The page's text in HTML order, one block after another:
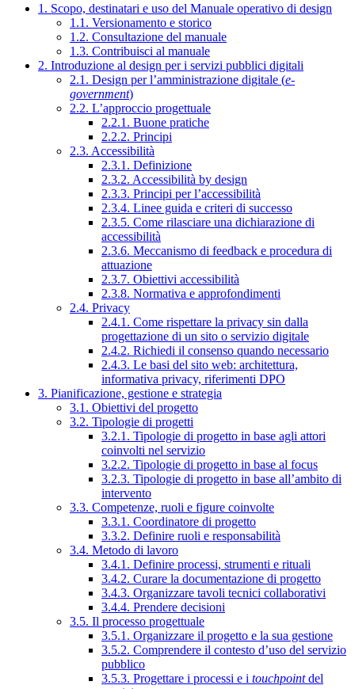
1. Scopo, destinatari e uso del Manuale operativo di design
1.1. Versionamento e storico
1.2. Consultazione del manuale
1.3. Contribuisci al manuale
2. Introduzione al design per i servizi pubblici digitali
2.1. Design per l’amministrazione digitale (e-
government)
2.2. L’approccio progettuale
2.2.1. Buone pratiche
2.2.2. Principi
2.3. Accessibilità
2.3.1. Definizione
2.3.2. Accessibilità by design
2.3.3. Principi per l’accessibilità
2.3.4. Linee guida e criteri di successo
2.3.5. Come rilasciare una dichiarazione di
accessibilità
2.3.6. Meccanismo di feedback e procedura di
attuazione
2.3.7. Obiettivi accessibilità
2.3.8. Normativa e approfondimenti
2.4. Privacy
2.4.1. Come rispettare la privacy sin dalla
progettazione di un sito o servizio digitale
2.4.2. Richiedi il consenso quando necessario
2.4.3. Le basi del sito web: architettura,
informativa privacy, riferimenti DPO
3. Pianificazione, gestione e strategia
3.1. Obiettivi del progetto
3.2. Tipologie di progetti
3.2.1. Tipologie di progetto in base agli attori
coinvolti nel servizio
3.2.2. Tipologie di progetto in base al focus
3.2.3. Tipologie di progetto in base all’ambito di
intervento
3.3. Competenze, ruoli e figure coinvolte
3.3.1. Coordinatore di progetto
3.3.2. Definire ruoli e responsabilità
3.4. Metodo di lavoro
3.4.1. Definire processi, strumenti e rituali
3.4.2. Curare la documentazione di progetto
3.4.3. Organizzare tavoli tecnici collaborativi
3.4.4. Prendere decisioni
3.5. Il processo progettuale
3.5.1. Organizzare il progetto e la sua gestione
3.5.2. Comprendere il contesto d’uso del servizio
pubblico
3.5.3. Progettare i processi e i touchpointdel